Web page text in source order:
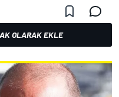
OLARAK EKLE